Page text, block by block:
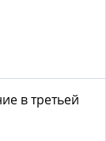
в третьей